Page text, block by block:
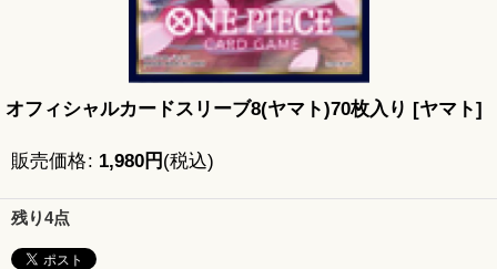
オフィシャルカードスリーブ8(ヤマト)70枚入り [ヤマト]
販売価格: 1,980円 (税込)
残り4点